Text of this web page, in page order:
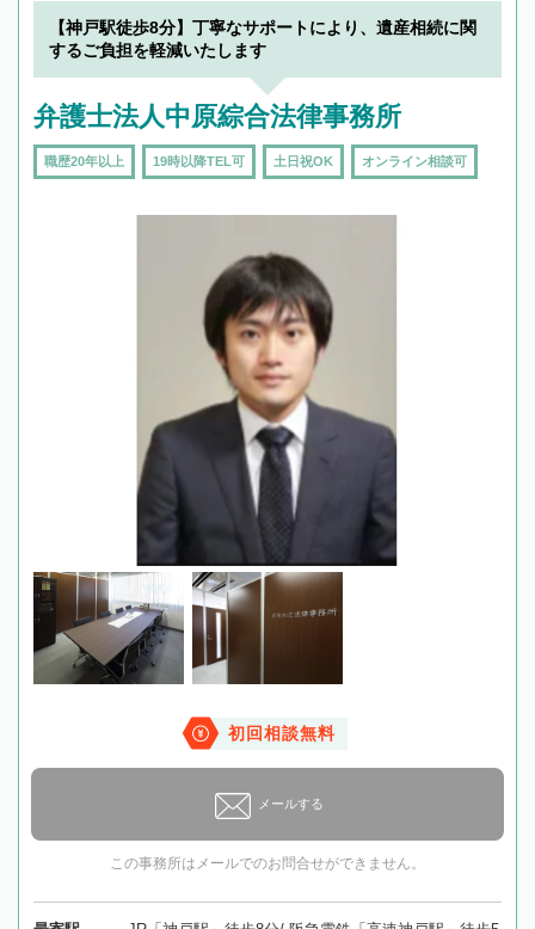
【神戸駅徒歩8分】丁寧なサポートにより、遺産相続に関
するご負担を軽減いたします
弁護士法人中原綜合法律事務所
職歴20年以上 19時以降TEL可 土日祝OK オンライン相談可
初回相談無料
メールする
この事務所はメールでのお問合せができません。